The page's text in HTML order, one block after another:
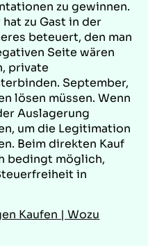
zu gewinnen.
zu Gast in der
beteuert, den man
Seite wären
private
September,
lösen müssen. Wenn
Auslagerung
um die Legitimation
Beim direkten Kauf
bedingt möglich,
in
Kaufen | Wozu